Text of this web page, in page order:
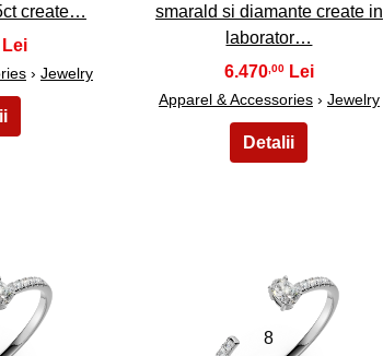
create…
› Jewelry
smarald si diamante create in
laborator…
6.470,00
Apparel & Accessories› Jewelry
8